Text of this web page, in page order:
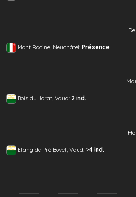
Mont Racine, Neuchâtel: Présence
Bois du Jorat, Vaud: 2 ind.
Etang de Pré Bovet, Vaud: >4 ind.